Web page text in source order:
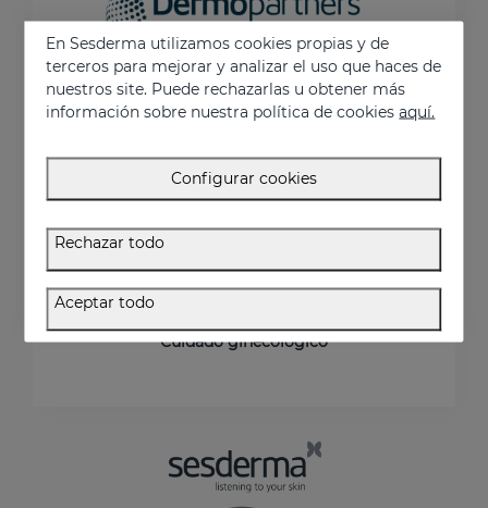
Dermopartnersfabrica y desarrolla productos
dermocosméticos y de uso profesional para
Cuidado facial
Cuidado corporal
Cuidado infantil
Cuidado del cabello
Cuidado ginecológico
En Sesderma utilizamos cookies propias y de
terceros para mejorar y analizar el uso que haces de
nuestros site. Puede rechazarlas u obtener más
información sobre nuestra política de cookiesaquí.
Configurar cookies
Rechazar todo
Aceptar todo